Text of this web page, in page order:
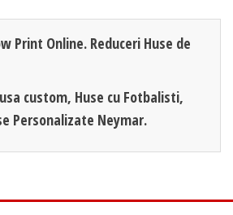
Print Online. Reduceri Huse de
custom, Huse cu Fotbalisti,
Personalizate Neymar.